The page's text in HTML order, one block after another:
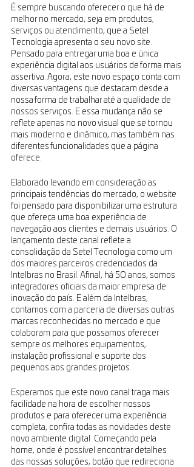
É sempre buscando oferecer o que há de
melhor no mercado, seja em produtos,
serviços ou atendimento, que a Setel
Tecnologia apresenta o seu novo site.
Pensado para entregar uma boa e única
experiência digital aos usuários de forma mais
assertiva. Agora, este novo espaço conta com
diversas vantagens que destacam desde a
nossa forma de trabalhar até a qualidade de
nossos serviços. E essa mudança não se
reflete apenas no novo visual que se tornou
mais moderno e dinâmico, mas também nas
diferentes funcionalidades que a página
oferece.
Elaborado levando em consideração as
principais tendências do mercado, o website
foi pensado para disponibilizar uma estrutura
que ofereça uma boa experiência de
navegação aos clientes e demais usuários. O
lançamento deste canal reflete a
consolidação da Setel Tecnologia como um
dos maiores parceiros credenciados da
Intelbras no Brasil. Afinal, há 50 anos, somos
integradores oficiais da maior empresa de
inovação do país. E além da Intelbras,
contamos com a parceria de diversas outras
marcas reconhecidas no mercado e que
colaboram para que possamos oferecer
sempre os melhores equipamentos,
instalação profissional e suporte dos
pequenos aos grandes projetos.
Esperamos que este novo canal traga mais
facilidade na hora de escolher nossos
produtos e para oferecer uma experiência
completa, confira todas as novidades deste
novo ambiente digital. Começando pela
home, onde é possível encontrar detalhes
das nossas soluções, botão que redireciona